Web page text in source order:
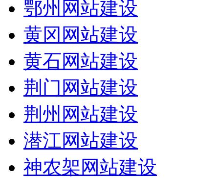
鄂州网站建设
黄冈网站建设
黄石网站建设
荆门网站建设
荆州网站建设
潜江网站建设
神农架网站建设